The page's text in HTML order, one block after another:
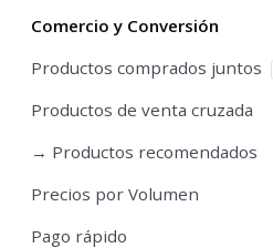
Comercio y Conversión
Productos comprados juntos
Productos de venta cruzada
→ Productos recomendados
Precios por Volumen
Pago rápido